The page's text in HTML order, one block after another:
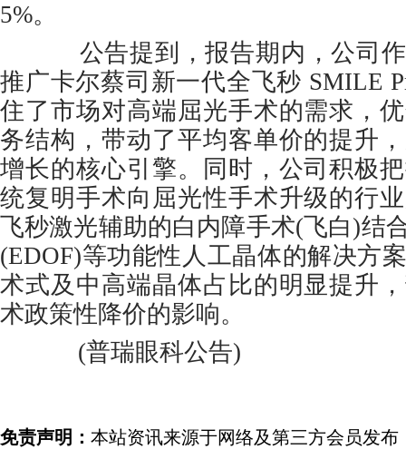
5%。
公告提到，报告期内，公司作
推广卡尔蔡司新一代全飞秒 SMILE
住了市场对高端屈光手术的需求，
务结构，带动了平均客单价的提升
增长的核心引擎。同时，公司积极
统复明手术向屈光性手术升级的行
飞秒激光辅助的白内障手术(飞白)结
(EDOF)等功能性人工晶体的解决方
术式及中高端晶体占比的明显提升
术政策性降价的影响。
(普瑞眼科公告)
免责声明： 本站资讯来源于网络及第三方会员发